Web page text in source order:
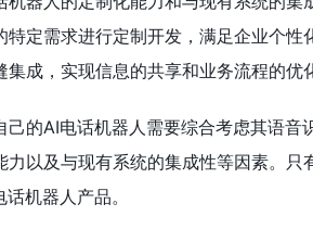
特定需求进行定制开发，满足企业个
成，实现信息的共享和业务流程的优
己的AI电话机器人需要综合考虑其语音
力以及与现有系统的集成性等因素。
机器人产品。